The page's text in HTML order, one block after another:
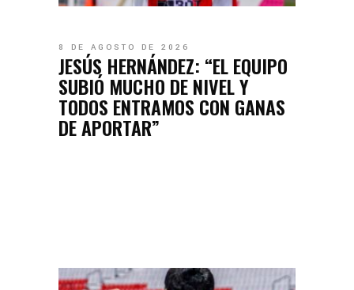
8 DE AGOSTO DE 2026
JESÚS HERNÁNDEZ: “EL EQUIPO
SUBIÓ MUCHO DE NIVEL Y
TODOS ENTRAMOS CON GANAS
DE APORTAR”